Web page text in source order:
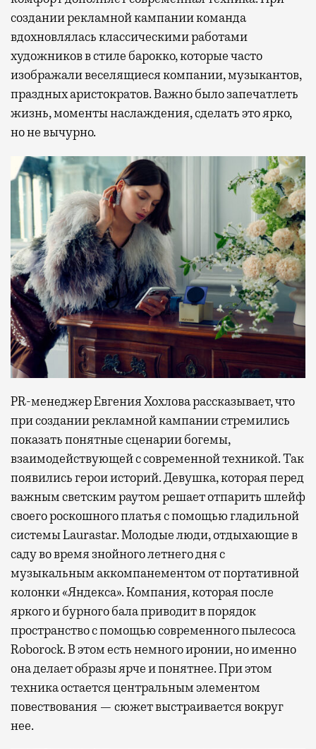
создании рекламной кампании команда
вдохновлялась классическими работами
художников в стиле барокко, которые часто
изображали веселящиеся компании, музыкантов,
праздных аристократов. Важно было запечатлеть
жизнь, моменты наслаждения, сделать это ярко,
но не вычурно.
PR-менеджер Евгения Хохлова рассказывает, что
при создании рекламной кампании стремились
показать понятные сценарии богемы,
взаимодействующей с современной техникой. Так
появились герои историй. Девушка, которая перед
важным светским раутом решает отпарить шлейф
своего роскошного платья с помощью гладильной
системы Laurastar. Молодые люди, отдыхающие в
саду во время знойного летнего дня с
музыкальным аккомпанементом от портативной
колонки «Яндекса». Компания, которая после
яркого и бурного бала приводит в порядок
пространство с помощью современного пылесоса
Roborock. В этом есть немного иронии, но именно
она делает образы ярче и понятнее. При этом
техника остается центральным элементом
повествования — сюжет выстраивается вокруг
нее.